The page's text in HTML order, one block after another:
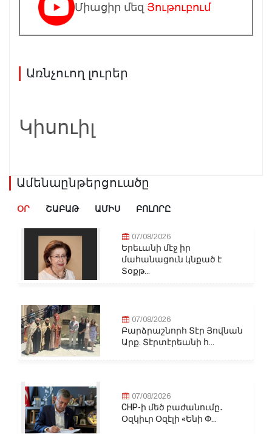
Միացիր մեզ Յութուբում
Առնչուող լուրեր
Կիսուիլ
Ամենաընթերցուածը
ՕՐ ՇԱԲԱԹ ԱՄԻՍ ԲՈԼՈՐԸ
07/08/2026
Երեւանի մէջ իր
մահանացուն կնքած է
Տօքթ...
07/08/2026
Բարձրաշնորհ Տէր Յովնան
Արք. Տէրտէրեանի հ...
07/08/2026
CHP-ի մեծ բաժանումը․
Օզկիւր Օզէլի «Ենի Փ...